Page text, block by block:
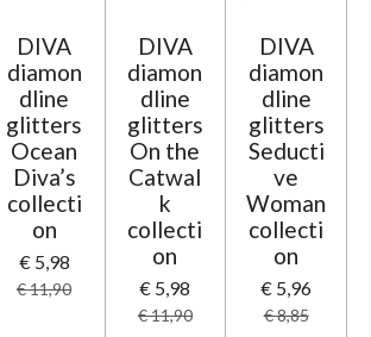
DIVA
diamon
dline
glitters
Ocean
Diva’s
collecti
on
€ 5,98
€ 11,90
DIVA
diamon
dline
glitters
On the
Catwal
k
collecti
on
€ 5,98
€ 11,90
DIVA
diamon
dline
glitters
Seducti
ve
Woman
collecti
on
€ 5,96
€ 8,85